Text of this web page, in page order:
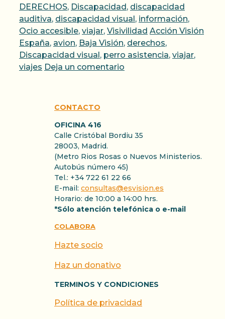
DERECHOS, Discapacidad, discapacidad
auditiva, discapacidad visual, información,
Ocio accesible, viajar, Visivilidad Etiquetas
Acción Visión
España, avion, Baja Visión, derechos,
Discapacidad visual, perro asistencia, viajar,
viajes Deja un comentario
CONTACTO
OFICINA 416
Calle Cristóbal Bordiu 35
28003, Madrid.
(Metro Rios Rosas o Nuevos Ministerios.
Autobús número 45)
Tel.: +34 722 61 22 66
E-mail: consultas@esvision.es
Horario: de 10:00 a 14:00 hrs.
*Sólo atención telefónica o e-mail
COLABORA
Hazte socio
Haz un donativo
TERMINOS Y CONDICIONES
Política de privacidad